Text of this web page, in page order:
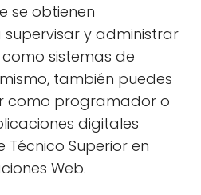
se obtienen
y administrar
sistemas de
también puedes
como programador o
digitales
Superior en
Web.